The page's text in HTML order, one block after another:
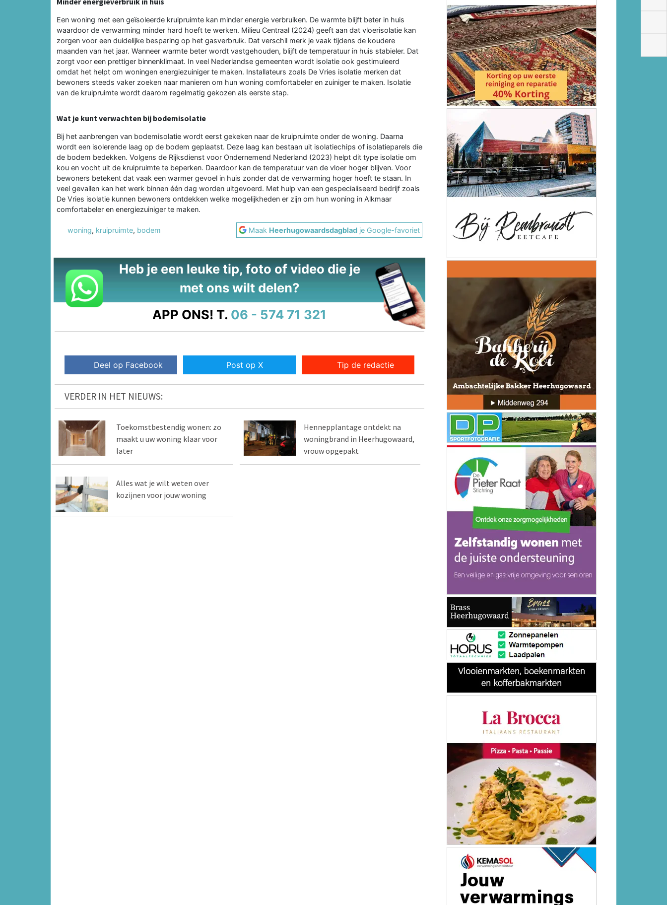
Een woning met een geïsoleerde kruipruimte kan minder energie verbruiken. De warmte blijft beter in huis
waardoor de verwarming minder hard hoeft te werken. Milieu Centraal (2024) geeft aan dat vloerisolatie kan
zorgen voor een duidelijke besparing op het gasverbruik. Dat verschil merk je vaak tijdens de koudere
maanden van het jaar. Wanneer warmte beter wordt vastgehouden, blijft de temperatuur in huis stabieler. Dat
zorgt voor een prettiger binnenklimaat. In veel Nederlandse gemeenten wordt isolatie ook gestimuleerd
omdat het helpt om woningen energiezuiniger te maken. Installateurs zoals De Vries isolatie merken dat
bewoners steeds vaker zoeken naar manieren om hun woning comfortabeler en zuiniger te maken. Isolatie
van de kruipruimte wordt daarom regelmatig gekozen als eerste stap.
Wat je kunt verwachten bij bodemisolatie
Bij het aanbrengen van bodemisolatie wordt eerst gekeken naar de kruipruimte onder de woning. Daarna
wordt een isolerende laag op de bodem geplaatst. Deze laag kan bestaan uit isolatiechips of isolatieparels die
de bodem bedekken. Volgens de Rijksdienst voor Ondernemend Nederland (2023) helpt dit type isolatie om
kou en vocht uit de kruipruimte te beperken. Daardoor kan de temperatuur van de vloer hoger blijven. Voor
bewoners betekent dat vaak een warmer gevoel in huis zonder dat de verwarming hoger hoeft te staan. In
veel gevallen kan het werk binnen één dag worden uitgevoerd. Met hulp van een gespecialiseerd bedrijf zoals
De Vries isolatie kunnen bewoners ontdekken welke mogelijkheden er zijn om hun woning in Alkmaar
comfortabeler en energiezuiniger te maken.
woning, kruipruimte, bodem Maak Heerhugowaardsdagblad je Google-favoriet
Heb je een leuke tip, foto of video die je
met ons wilt delen?
APP ONS! T. 06 - 574 71 321
Deel op Facebook Post op X Tip de redactie
VERDER IN HET NIEUWS:
Toekomstbestendig wonen: zo
maakt u uw woning klaar voor
later
Hennepplantage ontdekt na
woningbrand in Heerhugowaard,
vrouw opgepakt
Alles wat je wilt weten over
kozijnen voor jouw woning